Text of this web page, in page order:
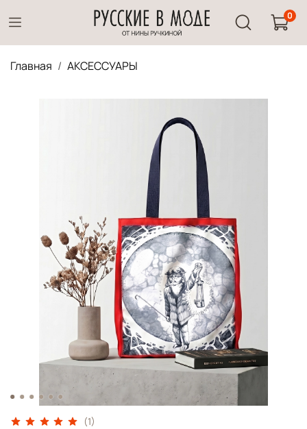
0
Главная АКСЕССУАРЫ
(1)